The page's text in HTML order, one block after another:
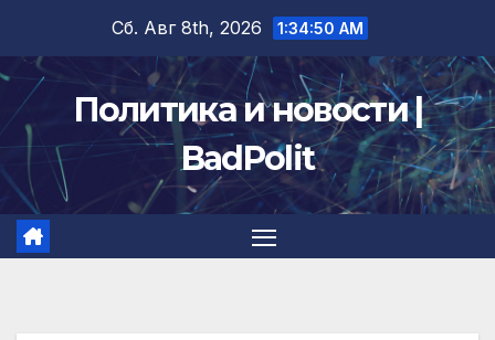
содержимому
Сб. Авг 8th, 2026 1:34:51 AM
Политика и новости |
BadPolit